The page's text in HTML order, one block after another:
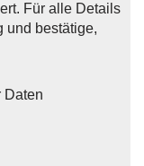
Für alle Details
und bestätige,
Daten